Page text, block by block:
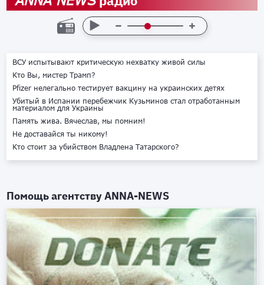
ВСУ испытывают критическую нехватку живой силы
Кто Вы, мистер Трамп?
Pfizer нелегально тестирует вакцину на украинских детях
Убитый в Испании перебежчик Кузьминов стал отработанным
материалом для Украины
Память жива. Вячеслав, мы помним!
Не доставайся ты никому!
Кто стоит за убийством Владлена Татарского?
Помощь агентствуANNA-NEWS